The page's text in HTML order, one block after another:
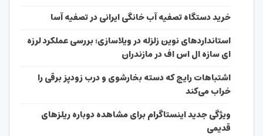
خرید دستگاه تصفیه آب خانگی ایرانی در تصفیه آسا
استانداردهای نوین زلزله در ویلاسازی؛ بررسی عملکرد لرزه
ای سازه ال اس اف در مازندران
اشتباهات رایج که دسته بخارشوی و درب زودپز برقی را
خراب می‌کند
ویژگی جدید اینستاگرام برای مشاهده دوباره ریلزهای
قدیمی